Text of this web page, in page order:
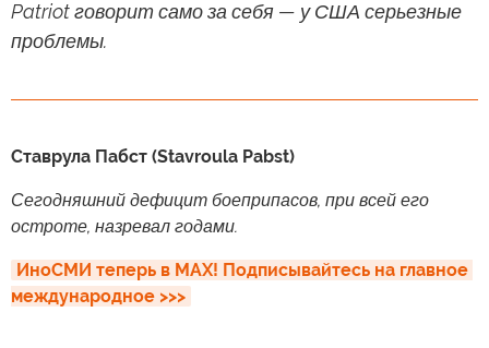
Patriot говорит само за себя — у США серьезные
проблемы.
Ставрула Пабст (Stavroula Pabst)
Сегодняшний дефицит боеприпасов, при всей его
остроте, назревал годами.
ИноСМИ теперь в MAX! Подписывайтесь на главное
международное >>>